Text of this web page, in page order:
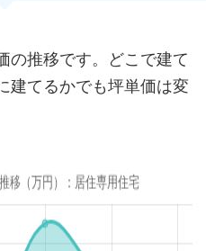
の推移です。どこで建て
建てるかでも坪単価は変